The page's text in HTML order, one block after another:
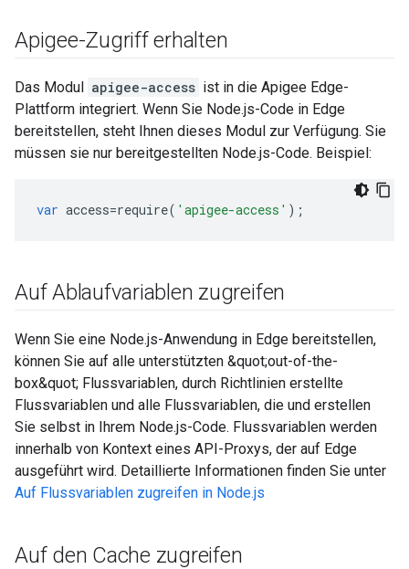
Apigee-Zugriff erhalten
Das Modul apigee-access ist in die Apigee Edge-
Plattform integriert. Wenn Sie Node.js-Code in Edge
bereitstellen, steht Ihnen dieses Modul zur Verfügung. Sie
müssen sie nur bereitgestellten Node.js-Code. Beispiel:
var access=require( 'apigee-access' );
Auf Ablaufvariablen zugreifen
Wenn Sie eine Node.js-Anwendung in Edge bereitstellen,
können Sie auf alle unterstützten &quot;out-of-the-
box&quot; Flussvariablen, durch Richtlinien erstellte
Flussvariablen und alle Flussvariablen, die und erstellen
Sie selbst in Ihrem Node.js-Code. Flussvariablen werden
innerhalb von Kontext eines API-Proxys, der auf Edge
ausgeführt wird. Detaillierte Informationen finden Sie unter
Auf Flussvariablen zugreifen in Node.js
Auf den Cache zugreifen